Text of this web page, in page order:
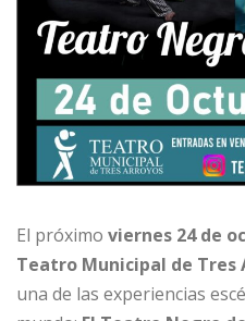
El próximo viernes 24 de
Teatro Municipal de Tres
una de las experiencias